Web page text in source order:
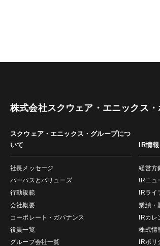
株式会社スクウェア・エニックス
スクウェア・エニックス・グループにつ
いて
社長メッセージ
パーパスとバリューズ
行動規範
会社概要
コーポレート・ガバナンス
役員一覧
グループ会社一覧
IR情報
経営方
IRニュ
IRラ
業績・
IRカレ
株式情
IRポ